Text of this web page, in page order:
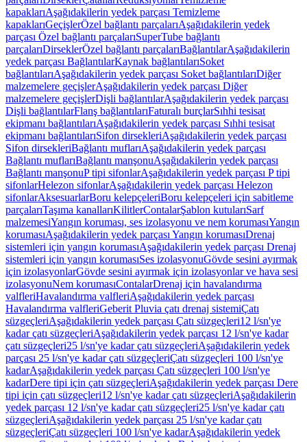
kapaklarıAşağıdakilerin yedek parçası Temizleme
kapaklarıGeçişlerÖzel bağlantı parçalarıAşağıdakilerin yedek
parçası Özel bağlantı parçalarıSuperTube bağlantı
parçalarıDirseklerÖzel bağlantı parçalarıBağlantılarAşağıdakilerin
yedek parçası BağlantılarKaynak bağlantılarıSoket
bağlantılarıAşağıdakilerin yedek parçası Soket bağlantılarıDiğer
malzemelere geçişlerAşağıdakilerin yedek parçası Diğer
malzemelere geçişlerDişli bağlantılarAşağıdakilerin yedek parçası
Dişli bağlantılarFlanş bağlantılarıFaturalı burçlarSıhhi tesisat
ekipmanı bağlantılarıAşağıdakilerin yedek parçası Sıhhi tesisat
ekipmanı bağlantılarıSifon dirsekleriAşağıdakilerin yedek parçası
Sifon dirsekleriBağlantı muflarıAşağıdakilerin yedek parçası
Bağlantı muflarıBağlantı manşonuAşağıdakilerin yedek parçası
Bağlantı manşonuP tipi sifonlarAşağıdakilerin yedek parçası P tipi
sifonlarHelezon sifonlarAşağıdakilerin yedek parçası Helezon
sifonlarAksesuarlarBoru kelepçeleriBoru kelepçeleri için sabitleme
parçalarıTaşıma kanallarıKilitlerContalarŞablon kutularıSarf
malzemesiYangın koruması, ses izolasyonu ve nem korumasıYangın
korumasıAşağıdakilerin yedek parçası Yangın korumasıDrenaj
sistemleri için yangın korumasıAşağıdakilerin yedek parçası Drenaj
sistemleri için yangın korumasıSes izolasyonuGövde sesini ayırmak
için izolasyonlarGövde sesini ayırmak için izolasyonlar ve hava sesi
izolasyonuNem korumasıContalarDrenaj için havalandırma
valfleriHavalandırma valfleriAşağıdakilerin yedek parçası
Havalandırma valfleriGeberit Pluvia çatı drenaj sistemiÇatı
süzgeçleriAşağıdakilerin yedek parçası Çatı süzgeçleri12 l/sn'ye
kadar çatı süzgeçleriAşağıdakilerin yedek parçası 12 l/sn'ye kadar
çatı süzgeçleri25 l/sn'ye kadar çatı süzgeçleriAşağıdakilerin yedek
parçası 25 l/sn'ye kadar çatı süzgeçleriÇatı süzgeçleri 100 l/sn'ye
kadarAşağıdakilerin yedek parçası Çatı süzgeçleri 100 l/sn'ye
kadarDere tipi için çatı süzgeçleriAşağıdakilerin yedek parçası Dere
tipi için çatı süzgeçleri12 l/sn'ye kadar çatı süzgeçleriAşağıdakilerin
yedek parçası 12 l/sn'ye kadar çatı süzgeçleri25 l/sn'ye kadar çatı
süzgeçleriAşağıdakilerin yedek parçası 25 l/sn'ye kadar çatı
süzgeçleriÇatı süzgeçleri 100 l/sn'ye kadarAşağıdakilerin yedek